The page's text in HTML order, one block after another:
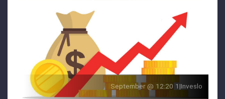
Inveslo
|
1 September @ 12:20